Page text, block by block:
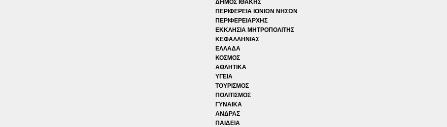
ΔΗΜΟΣ ΙΘΑΚΗΣ
ΠΕΡΙΦΕΡΕΙΑ ΙΟΝΙΩΝ ΝΗΣΩΝ
ΠΕΡΙΦΕΡΕΙΑΡΧΗΣ
ΕΚΚΛΗΣΙΑ ΜΗΤΡΟΠΟΛΙΤΗΣ
ΚΕΦΑΛΛΗΝΙΑΣ
ΕΛΛΑΔΑ
ΚΟΣΜΟΣ
ΑΘΛΗΤΙΚΑ
ΥΓΕΙΑ
ΤΟΥΡΙΣΜΟΣ
ΠΟΛΙΤΙΣΜΟΣ
ΓΥΝΑΙΚΑ
ΑΝΔΡΑΣ
ΠΑΙΔΕΙΑ